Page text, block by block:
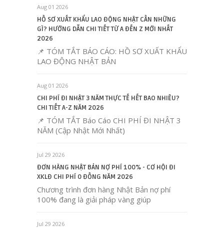
Aug 01 2026
HỒ SƠ XUẤT KHẨU LAO ĐỘNG NHẬT CẦN NHỮNG
GÌ? HƯỚNG DẪN CHI TIẾT TỪ A ĐẾN Z MỚI NHẤT
2026
📌 TÓM TẮT BÁO CÁO: HỒ SƠ XUẤT KHẨU
LAO ĐỘNG NHẬT BẢN
Aug 01 2026
CHI PHÍ ĐI NHẬT 3 NĂM THỰC TẾ HẾT BAO NHIÊU?
CHI TIẾT A-Z NĂM 2026
📌 TÓM TẮT Báo Cáo CHI PHÍ ĐI NHẬT 3
NĂM (Cập Nhật Mới Nhất)
Jul 29 2026
ĐƠN HÀNG NHẬT BẢN NỢ PHÍ 100% - CƠ HỘI ĐI
XKLĐ CHI PHÍ 0 ĐỒNG NĂM 2026
Chương trình đơn hàng Nhật Bản nợ phí
100% đang là giải pháp vàng giúp
Jul 29 2026